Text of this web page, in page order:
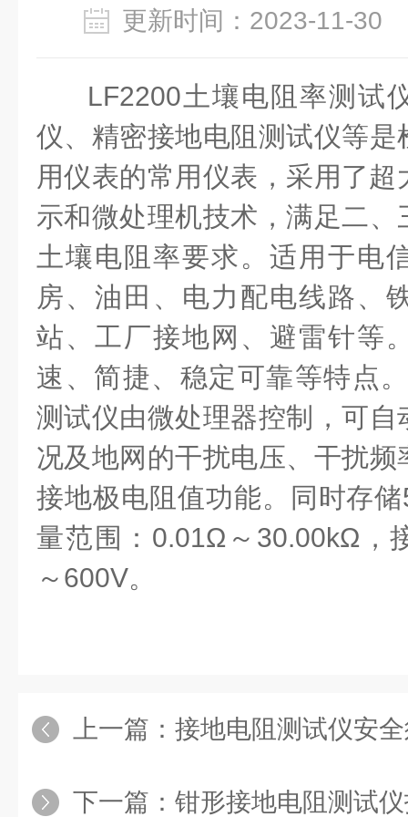
更新时间：2023-11-
LF2200土壤电阻率测试
仪、精密接地电阻测试仪等
用仪表的常用仪表，采用了超
示和微处理机技术，满足二
土壤电阻率要求。适用于电
房、油田、电力配电线路、
站、工厂接地网、避雷针等
速、简捷、稳定可靠等特点
测试仪由微处理器控制，可
况及地网的干扰电压、干扰
接地极电阻值功能。同时存储
量范围：0.01Ω～30.00kΩ，
～600V。
上一篇： 接地电阻测试仪安
下一篇： 钳形接地电阻测试